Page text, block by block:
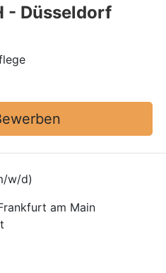
- Düsseldorf
w/d)
am Main